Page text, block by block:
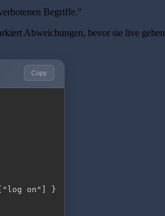
Begriffe."
Abweichungen, bevor sie live
Copy